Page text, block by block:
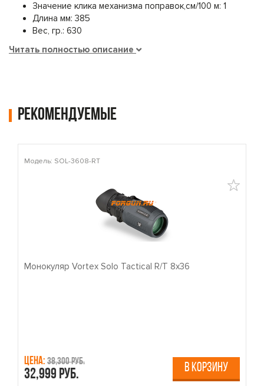
Значение клика механизма поправок,см/100 м: 1
Длина мм: 385
Вес, гр.: 630
Читать полностью описание
Рекомендуемые
Модель: SOL-3608-RT
Монокуляр Vortex Solo Tactical R/T 8x36
Цена: 38,300 руб.
32,999 руб. В КОРЗИНУ